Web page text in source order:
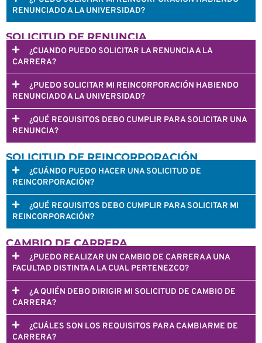
RENUNCIADO A LA UNIVERSIDAD?
SOLICITUD DE RENUNCIA
¿CUANDO PUEDO SOLICITAR LA RENUNCIA A LA
CARRERA?
¿PUEDO SOLICITAR MI REINCORPORACIÓN HABIENDO
RENUNCIADO A LA UNIVERSIDAD?
¿QUÉ REQUISITOS DEBO CUMPLIR PARA SOLICITAR UNA
RENUNCIA?
SOLICITUD DE REINCORPORACIÓN
¿CUÁNDO PUEDO HACER UNA SOLICITUD DE
REINCORPORACIÓN?
¿QUÉ REQUISITOS DEBO CUMPLIR PARA SOLICITAR MI
REINCORPORACIÓN?
CAMBIO DE CARRERA
¿PUEDO REALIZAR UN CAMBIO DE CARRERA A UNA
FACULTAD DISTINTA A LA CUAL PERTENEZCO?
¿A QUIÉN DEBO DIRIGIR MI SOLICITUD DE CAMBIO DE
CARRERA?
¿CUÁLES SON LOS REQUISITOS PARA CAMBIARME DE
CARRERA?